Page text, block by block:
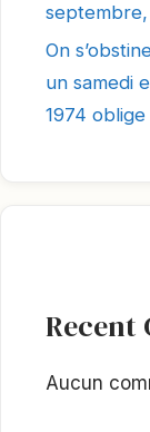
On
un samedi
1974
Recent
Aucun